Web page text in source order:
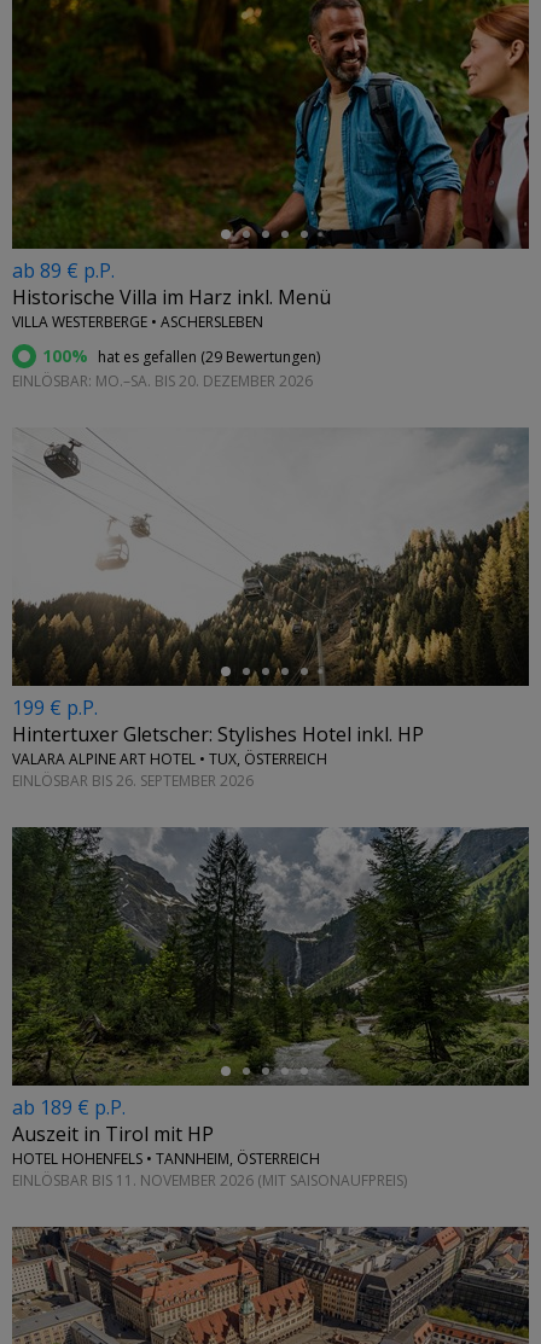
ab 89 € p.P.
Historische Villa im Harz inkl. Menü
VILLA WESTERBERGE • ASCHERSLEBEN
100% hat es gefallen (29 Bewertungen)
EINLÖSBAR: MO.–SA. BIS 20. DEZEMBER 2026
199 € p.P.
Hintertuxer Gletscher: Stylishes Hotel inkl. HP
VALARA ALPINE ART HOTEL • TUX, ÖSTERREICH
EINLÖSBAR BIS 26. SEPTEMBER 2026
←
ab 189 € p.P.
Auszeit in Tirol mit HP
HOTEL HOHENFELS • TANNHEIM, ÖSTERREICH
EINLÖSBAR BIS 11. NOVEMBER 2026 (MIT SAISONAUFPREIS)